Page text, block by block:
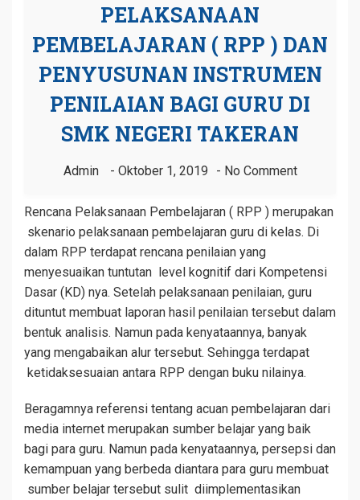
PELAKSANAAN
PEMBELAJARAN ( RPP ) DAN
PENYUSUNAN INSTRUMEN
PENILAIAN BAGI GURU DI
SMK NEGERI TAKERAN
Admin Oktober 1, 2019 No Comment
Rencana Pelaksanaan Pembelajaran ( RPP ) merupakan
skenario pelaksanaan pembelajaran guru di kelas. Di
dalam RPP terdapat rencana penilaian yang
menyesuaikan tuntutan level kognitif dari Kompetensi
Dasar (KD) nya. Setelah pelaksanaan penilaian, guru
dituntut membuat laporan hasil penilaian tersebut dalam
bentuk analisis. Namun pada kenyataannya, banyak
yang mengabaikan alur tersebut. Sehingga terdapat
ketidaksesuaian antara RPP dengan buku nilainya.
Beragamnya referensi tentang acuan pembelajaran dari
media internet merupakan sumber belajar yang baik
bagi para guru. Namun pada kenyataannya, persepsi dan
kemampuan yang berbeda diantara para guru membuat
sumber belajar tersebut sulit diimplementasikan